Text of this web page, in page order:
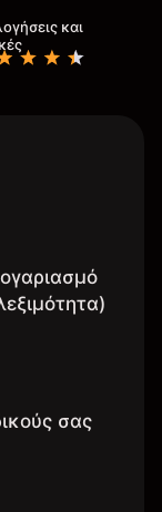
και
σας